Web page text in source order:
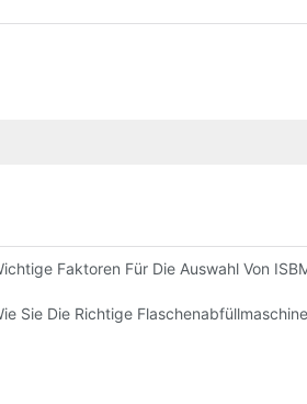
Berücksichtigen Sind
Faktoren Für Die Auswahl Von
Sie Die Richtige